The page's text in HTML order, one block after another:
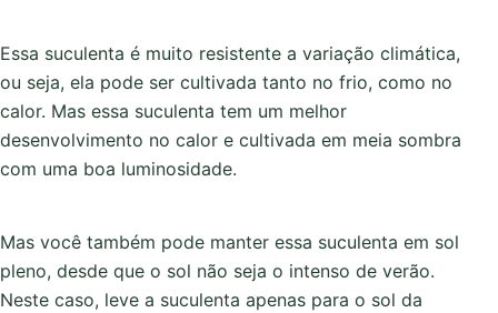
Essa suculenta é muito resistente a variação climática,
ou seja, ela pode ser cultivada tanto no frio, como no
calor. Mas essa suculenta tem um melhor
desenvolvimento no calor e cultivada em meia sombra
com uma boa luminosidade.
Mas você também pode manter essa suculenta em sol
pleno, desde que o sol não seja o intenso de verão.
Neste caso, leve a suculenta apenas para o sol da